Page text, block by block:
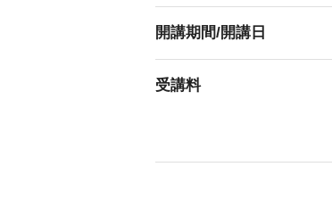
開講期間/開講日
受講料